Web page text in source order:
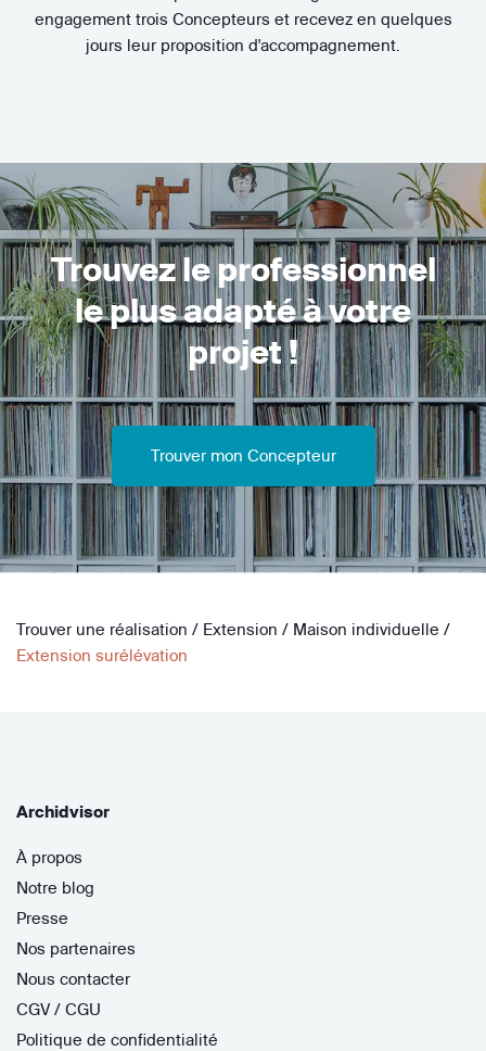
engagement trois Concepteurs et recevez en quelques
jours leur proposition d'accompagnement.
Trouvez le professionnel
le plus adapté à votre
projet !
Trouver mon Concepteur
Trouver une réalisation / Extension / Maison individuelle /
Extension surélévation
Archidvisor
À propos
Notre blog
Presse
Nos partenaires
Nous contacter
CGV / CGU
Politique de confidentialité